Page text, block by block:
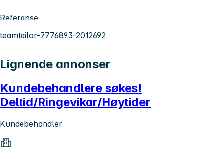
Referanse
teamtailor-7776893-2012692
Lignende annonser
Kundebehandlere søkes!
Deltid/Ringevikar/Høytider
Kundebehandler